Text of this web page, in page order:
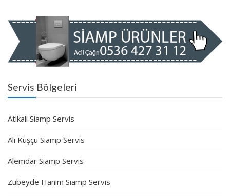
Servis Bölgeleri
Atikali Siamp Servis
Ali Kuşçu Siamp Servis
Alemdar Siamp Servis
Zübeyde Hanım Siamp Servis